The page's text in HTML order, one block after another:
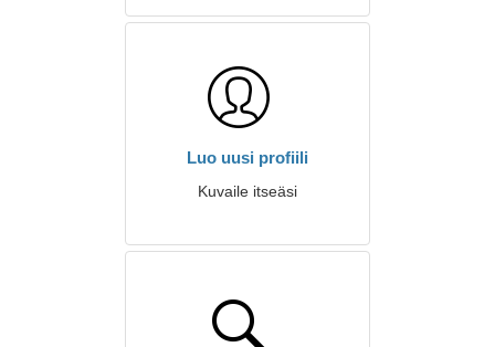
Luo uusi profiili
Kuvaile itseäsi